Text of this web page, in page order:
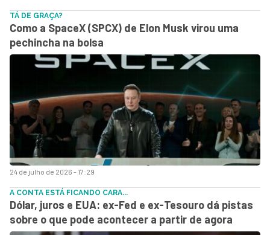
24 de julho de 2026 - 17:29
TÁ DE GRAÇA?
Como a SpaceX (SPCX) de Elon Musk virou uma
pechincha na bolsa
A CONTA ESTÁ FICANDO CARA...
Dólar, juros e EUA: ex-Fed e ex-Tesouro dá pistas
sobre o que pode acontecer a partir de agora